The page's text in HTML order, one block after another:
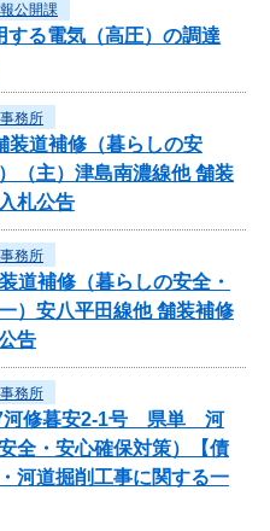
公開課
る電気（高圧）の調達
務所
装道補修（暮らしの安
（主）津島南濃線他 舗装
札公告
務所
道補修（暮らしの安全・
）安八平田線他 舗装補修
告
務所
河修暮安2-1号 県単 河
全・安心確保対策）【債
河道掘削工事に関する一